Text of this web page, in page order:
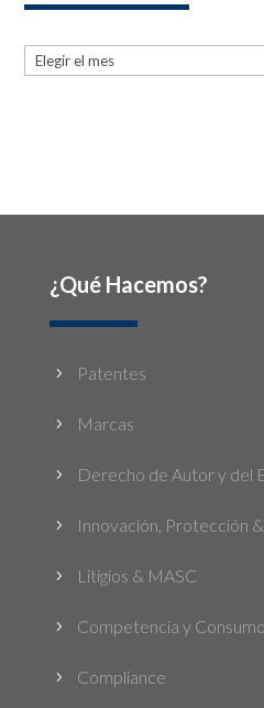
Archives
¿Qué Hacemos?
5 Patentes
5 Marcas
5 Derecho de Autor y del
5 Innovación, Protección
5 Litigios & MASC
5 Competencia y Consumo
5 Compliance